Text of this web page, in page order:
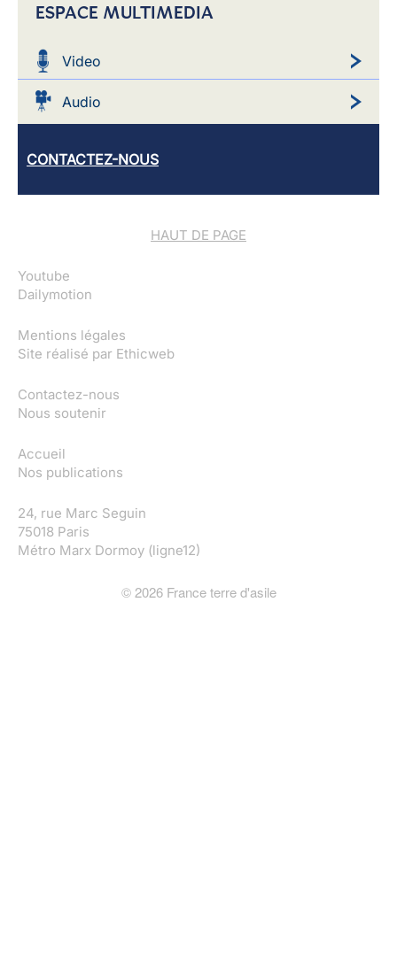
ESPACE MULTIMEDIA
Video
Audio
CONTACTEZ-NOUS
HAUT DE PAGE
Youtube
Dailymotion
Mentions légales
Site réalisé par Ethicweb
Contactez-nous
Nous soutenir
Accueil
Nos publications
24, rue Marc Seguin
75018 Paris
Métro Marx Dormoy (ligne12)
©2026France terre d'asile